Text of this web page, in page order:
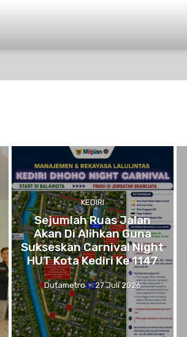
KEDIRI
Sejumlah Ruas Jalan
Akan Di Alihkan Guna
Sukseskan Carnival Night
HUT Kota Kediri Ke 1147
Dutametro - 27 Juli 2026